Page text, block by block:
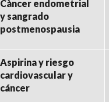
Càncer endometrial
y sangrado
postmenospausia
Aspirina y riesgo
cardiovascular y
cáncer